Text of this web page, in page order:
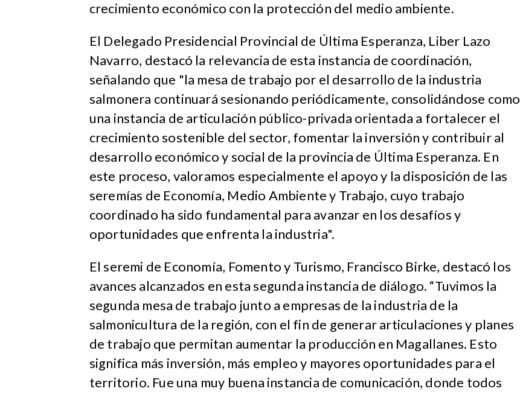
crecimiento económico con la protección del medio ambiente.
El Delegado Presidencial Provincial de Última Esperanza, Liber Lazo
Navarro, destacó la relevancia de esta instancia de coordinación,
señalando que "la mesa de trabajo por el desarrollo de la industria
salmonera continuará sesionando periódicamente, consolidándose como
una instancia de articulación público-privada orientada a fortalecer el
crecimiento sostenible del sector, fomentar la inversión y contribuir al
desarrollo económico y social de la provincia de Última Esperanza. En
este proceso, valoramos especialmente el apoyo y la disposición de las
seremías de Economía, Medio Ambiente y Trabajo, cuyo trabajo
coordinado ha sido fundamental para avanzar en los desafíos y
oportunidades que enfrenta la industria".
El seremi de Economía, Fomento y Turismo, Francisco Birke, destacó los
avances alcanzados en esta segunda instancia de diálogo. “Tuvimos la
segunda mesa de trabajo junto a empresas de la industria de la
salmonicultura de la región, con el fin de generar articulaciones y planes
de trabajo que permitan aumentar la producción en Magallanes. Esto
significa más inversión, más empleo y mayores oportunidades para el
territorio. Fue una muy buena instancia de comunicación, donde todos